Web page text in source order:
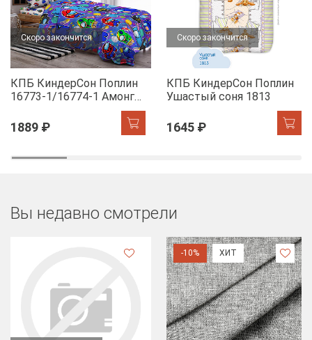
Скоро закончится
КПБ КиндерСон Поплин
16773-1/16774-1 Амонг
1889 ₽
Скоро закончится
КПБ КиндерСон Поплин
Ушастый соня 1813
1645 ₽
Вы недавно смотрели
-10% ХИТ